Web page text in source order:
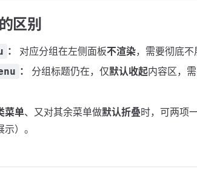
区别
： 对应分组在左侧面板不渲染，需要彻底不
： 分组标题仍在，仅默认收起内容区，
菜单、又对其余菜单做默认折叠时，可两项
）。